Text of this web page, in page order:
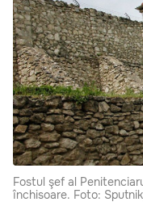
Fostul şef al
închisoare. Foto: